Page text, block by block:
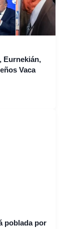
Eurnekián,
Vaca
poblada por